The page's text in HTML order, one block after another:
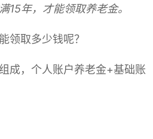
15年，才能领取养老金。
领取多少钱呢？
成，个人账户养老金+基础账